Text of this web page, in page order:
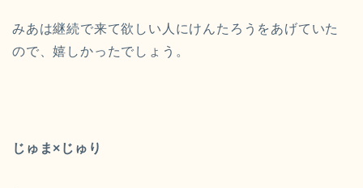
みあは継続で来て欲しい人にけんたろうをあげていた
ので、嬉しかったでしょう。
じゅま×じゅり